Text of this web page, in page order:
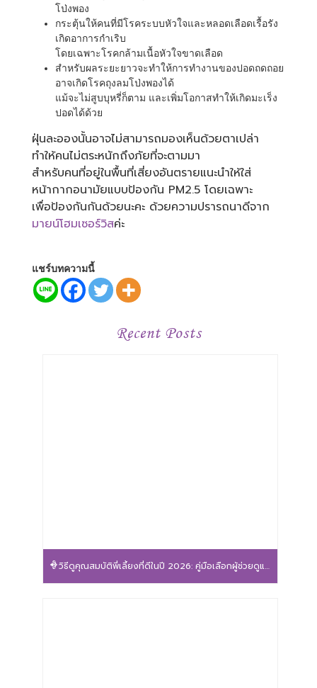
โป่งพอง
กระตุ้นให้คนที่มีโรคระบบหัวใจและหลอดเลือดเรื้อรัง
เกิดอาการกำเริบ
โดยเฉพาะโรคกล้ามเนื้อหัวใจขาดเลือด
สำหรับผลระยะยาวจะทำให้การทำงานของปอดถดถอย
อาจเกิดโรคถุงลมโป่งพองได้
แม้จะไม่สูบบุหรี่ก็ตาม และเพิ่มโอกาสทำให้เกิดมะเร็ง
ปอดได้ด้วย
ฝุ่นละอองนั้นอาจไม่สามารถมองเห็นด้วยตาเปล่า
ทำให้คนไม่ตระหนักถึงภัยที่จะตามมา
สำหรับคนที่อยู่ในพื้นที่เสี่ยงอันตรายแนะนำให้ใส่
หน้ากากอนามัยแบบป้องกัน PM2.5 โดยเฉพาะ
เพื่อป้องกันกันด้วยนะคะ ด้วยความปรารถนาดีจาก
มายน์โฮมเซอร์วิสค่ะ
แชร์บทความนี้
Recent Posts
วิธีดูคุณสมบัติพี่เลี้ยงที่ดีในปี 2026: คู่มือเลือกผู้ช่วยดูแลลูกน้อยให้ปลอดภัยและอุ่นใจ